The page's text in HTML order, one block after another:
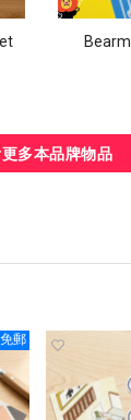
多本品牌物品
免郵